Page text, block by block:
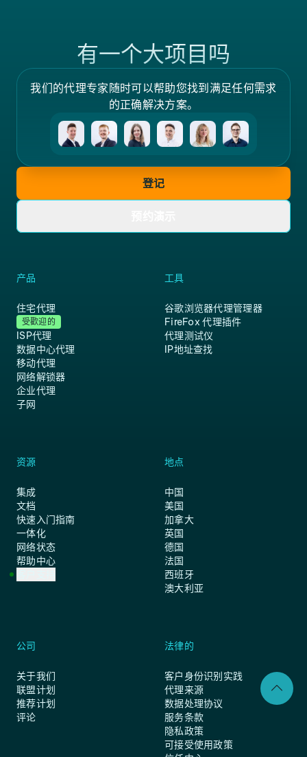
有一个大项目吗
我们的代理专家随时可以帮助您找到满足任何需求
的正确解决方案。
登记
产品
住宅代理
受歡迎的
ISP代理
数据中心代理
移动代理
网络解锁器
企业代理
子网
工具
谷歌浏览器代理管理器
FireFox 代理插件
代理测试仪
IP地址查找
资源
集成
文档
快速入门指南
一体化
网络状态
帮助中心
地点
中国
美国
加拿大
英国
德国
法国
西班牙
澳大利亚
公司
关于我们
联盟计划
推荐计划
评论
法律的
客户身份识别实践
代理来源
数据处理协议
服务条款
隐私政策
可接受使用政策